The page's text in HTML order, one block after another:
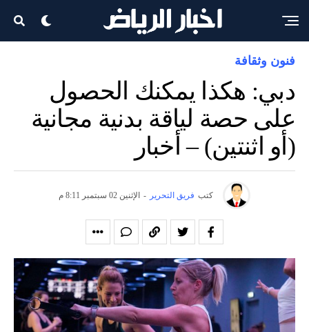
فنون وثقافة
دبي: هكذا يمكنك الحصول
على حصة لياقة بدنية مجانية
(أو اثنتين) – أخبار
كتب فريق التحرير - الإثنين 02 سبتمبر 8:11 م